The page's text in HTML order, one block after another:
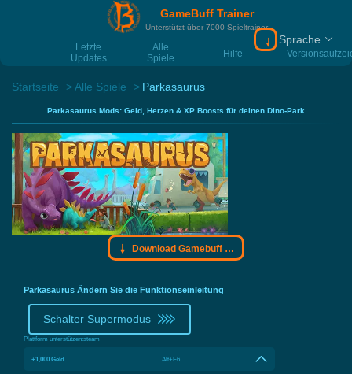
GameBuff Trainer
Unterstützt über 7000 Spieltrainer
Letzte
Updates
Alle
Spiele
Hilfe
Download
Sprache
Startseite Alle Spiele Parkasaurus
Parkasaurus Mods: Geld, Herzen & XP Boosts für deinen Dino-Park
Download Gamebuff Trainer
Parkasaurus Ändern Sie die Funktionseinleitung
Schalter Supermodus
Plattform unterstützen:steam
+1,000 Geld Alt+F6